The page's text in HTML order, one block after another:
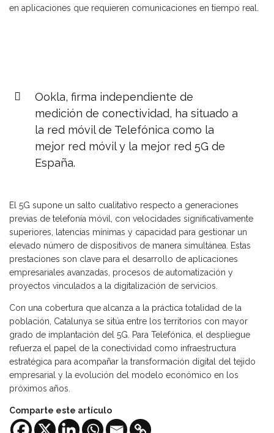
en aplicaciones que requieren comunicaciones en tiempo real.
Ookla, firma independiente de
medición de conectividad, ha situado a
la red móvil de Telefónica como la
mejor red móvil y la mejor red 5G de
España.
El 5G supone un salto cualitativo respecto a generaciones
previas de telefonía móvil, con velocidades significativamente
superiores, latencias mínimas y capacidad para gestionar un
elevado número de dispositivos de manera simultánea. Estas
prestaciones son clave para el desarrollo de aplicaciones
empresariales avanzadas, procesos de automatización y
proyectos vinculados a la digitalización de servicios.
Con una cobertura que alcanza a la práctica totalidad de la
población, Catalunya se sitúa entre los territorios con mayor
grado de implantación del 5G. Para Telefónica, el despliegue
refuerza el papel de la conectividad como infraestructura
estratégica para acompañar la transformación digital del tejido
empresarial y la evolución del modelo económico en los
próximos años.
Comparte este artículo